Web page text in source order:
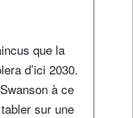
que la
d’ici 2030.
à ce
sur une